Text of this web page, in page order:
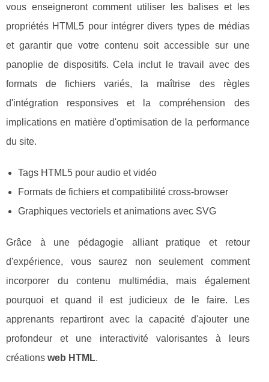
vous enseigneront comment utiliser les balises et les
propriétés HTML5 pour intégrer divers types de médias
et garantir que votre contenu soit accessible sur une
panoplie de dispositifs. Cela inclut le travail avec des
formats de fichiers variés, la maîtrise des règles
d'intégration responsives et la compréhension des
implications en matière d'optimisation de la performance
du site.
Tags HTML5 pour audio et vidéo
Formats de fichiers et compatibilité cross-browser
Graphiques vectoriels et animations avec SVG
Grâce à une pédagogie alliant pratique et retour
d'expérience, vous saurez non seulement comment
incorporer du contenu multimédia, mais également
pourquoi et quand il est judicieux de le faire. Les
apprenants repartiront avec la capacité d'ajouter une
profondeur et une interactivité valorisantes à leurs
créations web HTML.